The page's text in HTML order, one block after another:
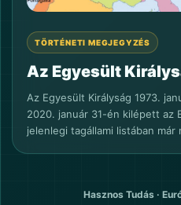
TÖRTÉNETI MEGJEGYZÉS
Az Egyesült
Az Egyesült Királyság 1973.
2020. január 31-én kilépett az
jelenlegi tagállami listában már
Hasznos Tudás ·